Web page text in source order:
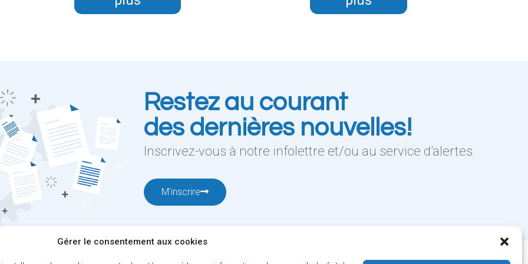
Gérer le consentement aux cookies
Restez au courant
des dernières nouvelles!
Inscrivez-vous à notre infolettre et/ou au service d’alertes.
M'inscrire